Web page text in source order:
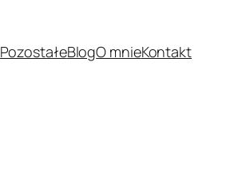
PozostałeBlogO mnieKontakt